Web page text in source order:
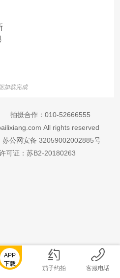
加载完成
拍摄合作： 010-52666555
All rights reserved
苏公网安备 32059002002885号
可证：苏B2-20180263
APP
下载
茄子约拍 客服电话